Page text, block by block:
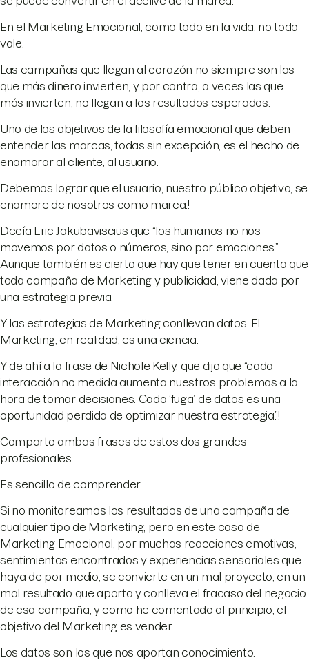
En el Marketing Emocional, como todo en la vida, no todo
vale.
Las campañas que llegan al corazón no siempre son las
que más dinero invierten, y por contra, a veces las que
más invierten, no llegan a los resultados esperados.
Uno de los objetivos de la filosofía emocional que deben
entender las marcas, todas sin excepción, es el hecho de
enamorar al cliente, al usuario.
Debemos lograr que el usuario, nuestro público objetivo, se
enamore de nosotros como marca.!
Decía Eric Jakubaviscius que “los humanos no nos
movemos por datos o números, sino por emociones.”
Aunque también es cierto que hay que tener en cuenta que
toda campaña de Marketing y publicidad, viene dada por
una estrategia previa.
Y las estrategias de Marketing conllevan datos. El
Marketing, en realidad, es una ciencia.
Y de ahí a la frase de Nichole Kelly, que dijo que “cada
interacción no medida aumenta nuestros problemas a la
hora de tomar decisiones. Cada ‘fuga’ de datos es una
oportunidad perdida de optimizar nuestra estrategia.”!
Comparto ambas frases de estos dos grandes
profesionales.
Es sencillo de comprender.
Si no monitoreamos los resultados de una campaña de
cualquier tipo de Marketing, pero en este caso de
Marketing Emocional, por muchas reacciones emotivas,
sentimientos encontrados y experiencias sensoriales que
haya de por medio, se convierte en un mal proyecto, en un
mal resultado que aporta y conlleva el fracaso del negocio
de esa campaña, y como he comentado al principio, el
objetivo del Marketing es vender.
Los datos son los que nos aportan conocimiento.